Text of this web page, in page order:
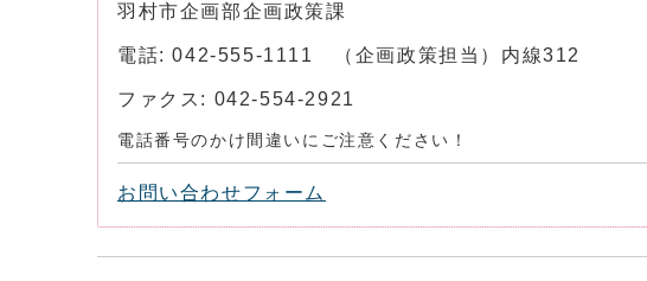
羽村市企画部企画政策課
電話: 042-555-1111 （企画政策担当）内線312
ファクス: 042-554-2921
電話番号のかけ間違いにご注意ください！
お問い合わせフォーム